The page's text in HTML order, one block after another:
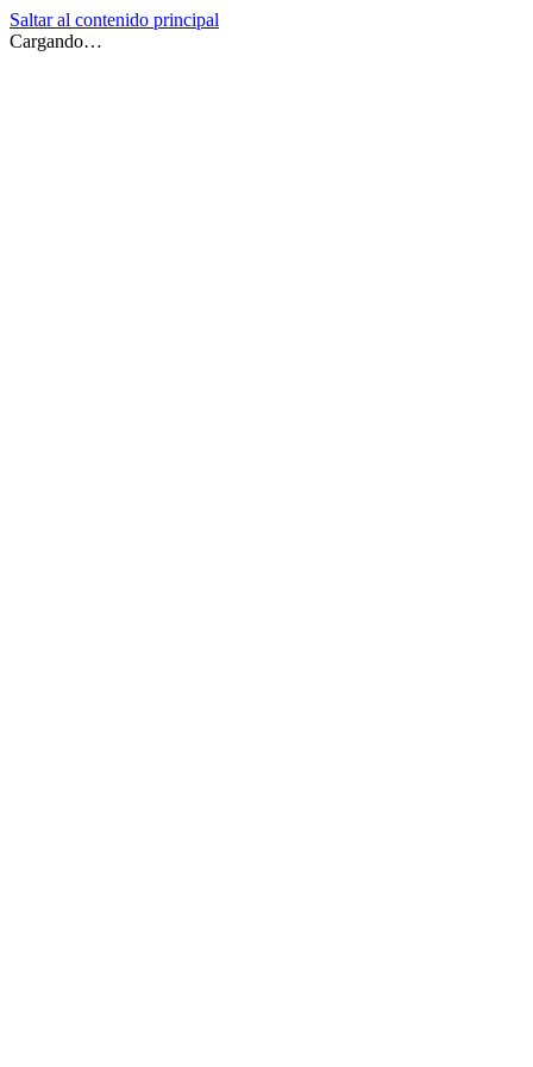
Saltar al contenido principal
Cargando…